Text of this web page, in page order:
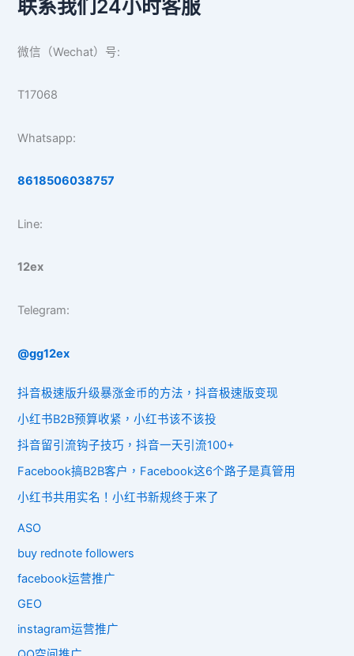
联系我们24小时客服
微信（Wechat）号:
T17068
Whatsapp:
8618506038757
Line:
12ex
Telegram:
@gg12ex
抖音极速版升级暴涨金币的方法，抖音极速版变现
小红书B2B预算收紧，小红书该不该投
抖音留引流钩子技巧，抖音一天引流100+
Facebook搞B2B客户，Facebook这6个路子是真管用
小红书共用实名！小红书新规终于来了
ASO
buy rednote followers
facebook运营推广
GEO
instagram运营推广